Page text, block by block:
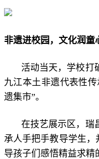
非遗进校园，文化润童
活动当天，学校打
九江本土非遗代表性
遗集市”。
在技艺展示区，瑞
承人手把手教导学生，
导孩子们感悟精益求精